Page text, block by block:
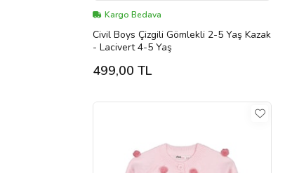
Kargo Bedava
Civil Boys Çizgili Gömlekli 2-5 Yaş Kazak
- Lacivert 4-5 Yaş
499,00 TL